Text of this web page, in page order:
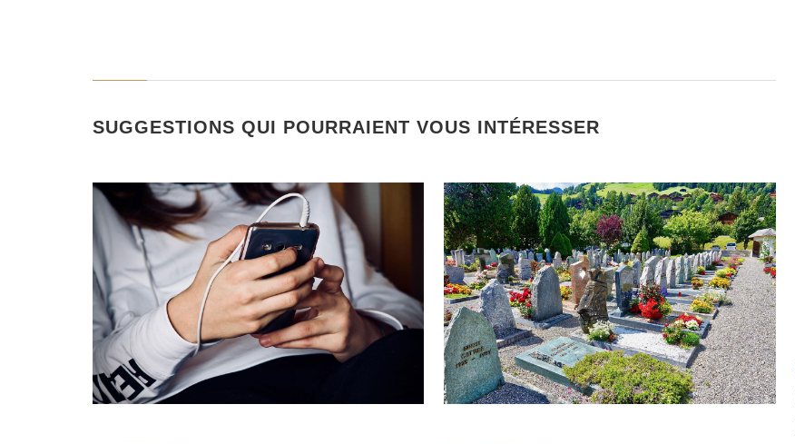
SUGGESTIONS QUI POURRAIENT VOUS INTÉRESSER